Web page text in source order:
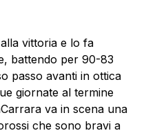
vittoria e lo fa
battendo per 90-83
passo avanti in ottica
giornate al termine
va in scena una
che sono bravi a